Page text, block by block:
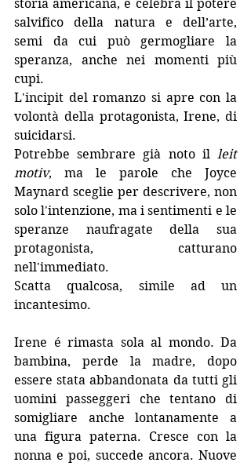
storia americana, e celebra il potere
salvifico della natura e dell’arte,
semi da cui può germogliare la
speranza, anche nei momenti più
cupi.
L'incipit del romanzo si apre con la
volontà della protagonista, Irene, di
suicidarsi.
Potrebbe sembrare già noto il leit
motiv, ma le parole che Joyce
Maynard sceglie per descrivere, non
solo l'intenzione, ma i sentimenti e le
speranze naufragate della sua
protagonista, catturano
nell'immediato.
Scatta qualcosa, simile ad un
incantesimo.
Irene é rimasta sola al mondo. Da
bambina, perde la madre, dopo
essere stata abbandonata da tutti gli
uomini passeggeri che tentano di
somigliare anche lontanamente a
una figura paterna. Cresce con la
nonna e poi, succede ancora. Nuove